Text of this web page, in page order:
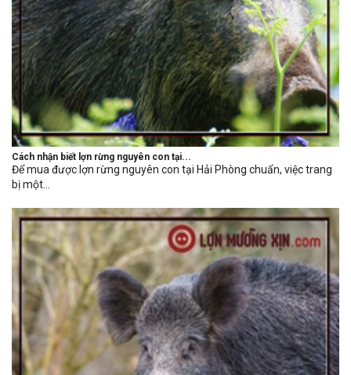
Cách nhận biết lợn rừng nguyên con tại...
Để mua được lợn rừng nguyên con tại Hải Phòng chuẩn, việc trang
bị một...